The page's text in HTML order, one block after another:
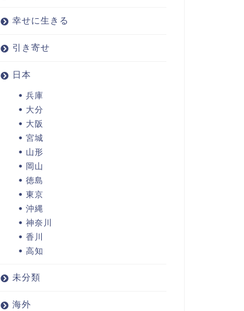
幸せに生きる
引き寄せ
日本
兵庫
大分
大阪
宮城
山形
岡山
徳島
東京
沖縄
神奈川
香川
高知
未分類
海外